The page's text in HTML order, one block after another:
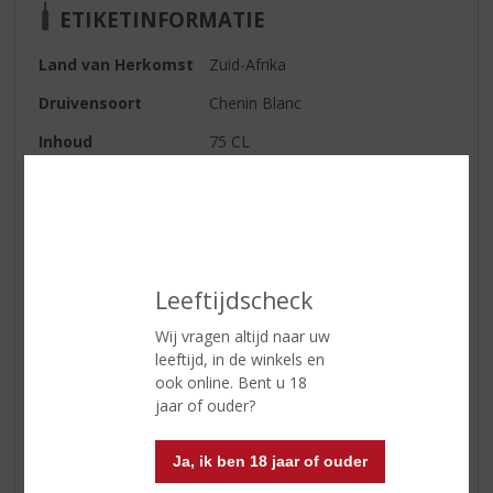
Leeftijdscheck
Wij vragen altijd naar uw
leeftijd, in de winkels en
ook online. Bent u 18
jaar of ouder?
Ja, ik ben 18 jaar of ouder
ETIKETINFORMATIE
Land van Herkomst
Zuid-Afrika
Druivensoort
Chenin Blanc
Inhoud
75 CL
goudgeel
tropisch fruit en appel
mango en meloen, prettige zuren
en een licht mineralige toets
pastagerechten, gegrilde kip